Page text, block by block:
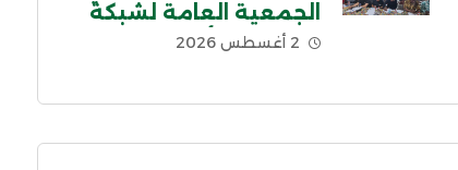
الجمعية العامة لشبكة
اللجنة من أجل إلغاء
2 أغسطس 2026